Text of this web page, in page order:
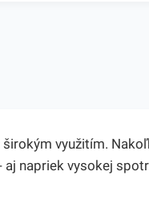
využitím.
napriek vysokej